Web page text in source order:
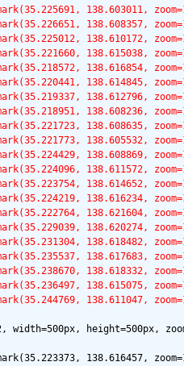
138.603011,
138.608357,
138.610172,
138.615038,
138.616854,
138.614845,
138.612796,
138.608236,
138.608635,
138.605532,
138.608869,
138.611572,
138.614652,
138.616234,
138.621604,
138.620274,
138.618482,
138.617683,
138.618332,
138.615075,
138.611047,
width=500px, height=500px,
138.616457,